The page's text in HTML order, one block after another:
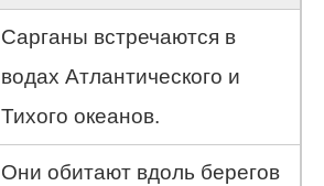
Сарганы встречаются в
водах Атлантического и
Тихого океанов.
Они обитают вдоль берегов